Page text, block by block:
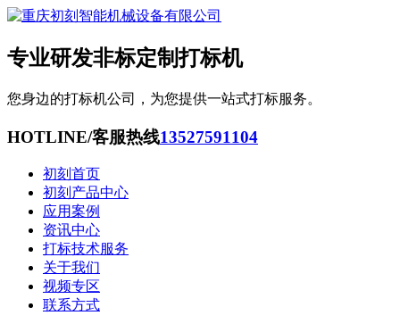
专业研发非标定制打标机
您身边的打标机公司，为您提供一站式打标服务。
HOTLINE/客服热线13527591104
初刻首页
初刻产品中心
应用案例
资讯中心
打标技术服务
关于我们
视频专区
联系方式